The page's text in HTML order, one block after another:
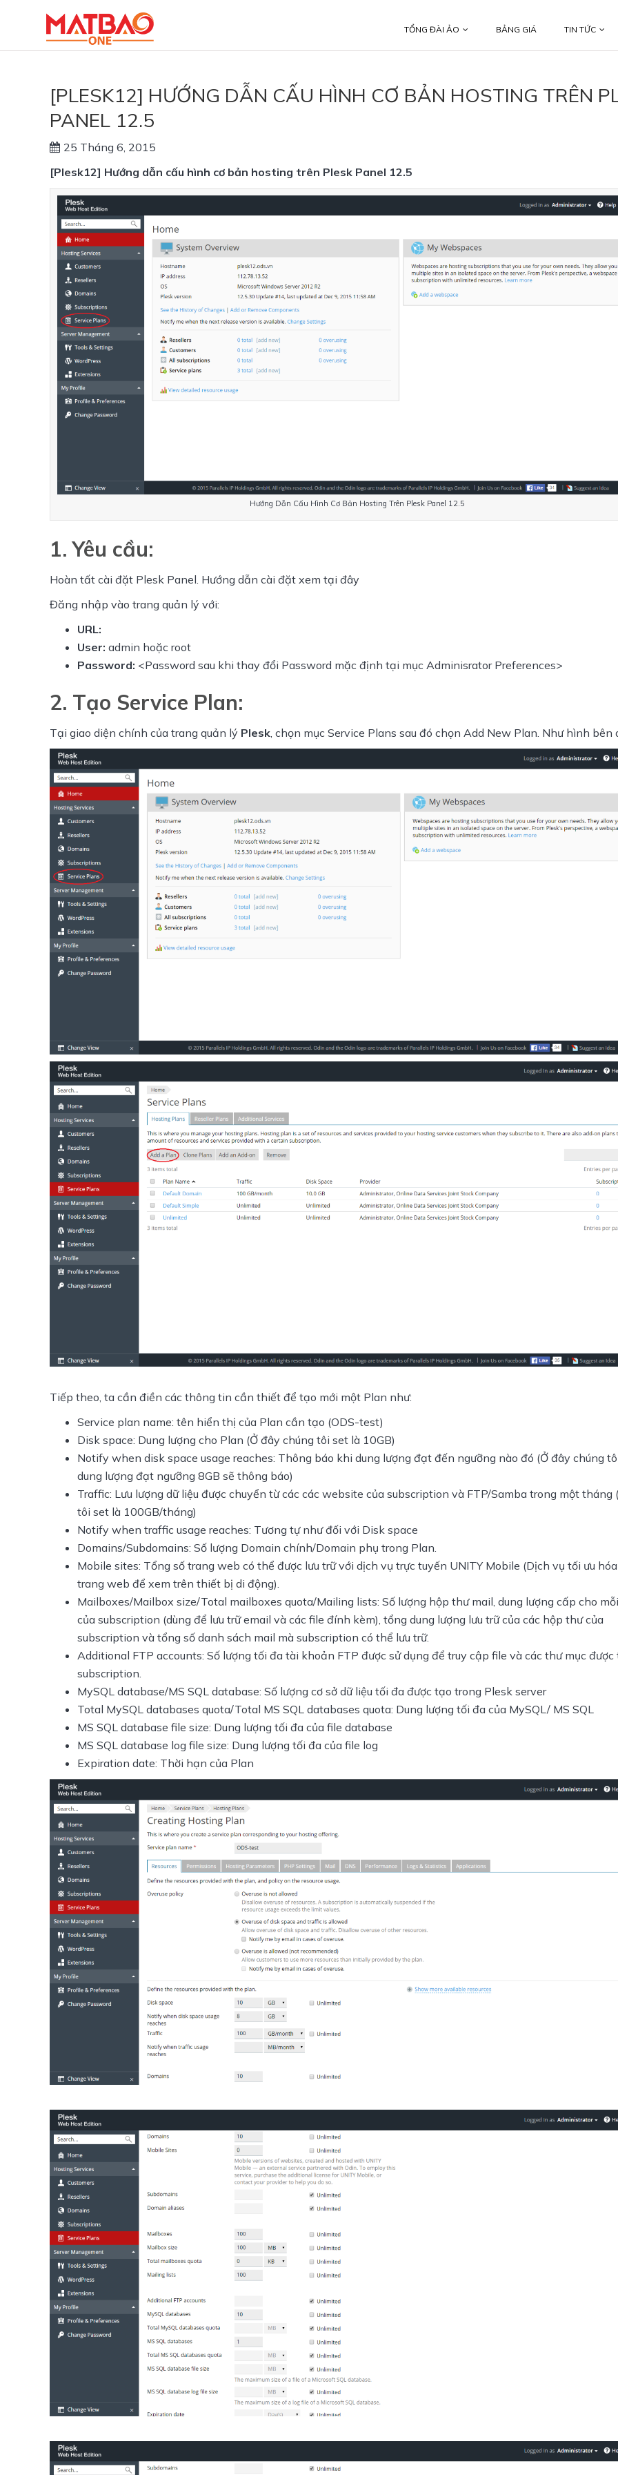
TỔNG ĐÀI ẢO BẢNG GIÁ TIN TỨC
[PLESK12] HƯỚNG DẪN CẤU HÌNH CƠ BẢN HOSTING TRÊN
PANEL 12.5
25 Tháng 6, 2015
[Plesk12] Hướng dẫn cấu hình cơ bản hosting trên Plesk Panel 12.5
Hướng Dẫn Cấu Hình Cơ Bản Hosting Trên Plesk Panel 12.5
1. Yêu cầu:
Hoàn tất cài đặt Plesk Panel. Hướng dẫn cài đặt xem tại đây
Đăng nhập vào trang quản lý với:
URL:
User: admin hoặc root
Password: <Password sau khi thay đổi Password mặc định tại mục Adminisrator Preferences>
2. Tạo Service Plan:
Tại giao diện chính của trang quản lý Plesk , chọn mục Service Plans sau đó chọn Add New Plan. Như hình bên
Tiếp theo, ta cần điền các thông tin cần thiết để tạo mới một Plan như:
Service plan name: tên hiển thị của Plan cần tạo (ODS-test)
Disk space: Dung lượng cho Plan (Ở đây chúng tôi set là 10GB)
Notify when disk space usage reaches: Thông báo khi dung lượng đạt đến ngưỡng nào đó (Ở đây chúng
dung lượng đạt ngưỡng 8GB sẽ thông báo)
Traffic: Lưu lượng dữ liệu được chuyển từ các các website của subscription và FTP/Samba trong một tháng
tôi set là 100GB/tháng)
Notify when traffic usage reaches: Tương tự như đối với Disk space
Domains/Subdomains: Số lượng Domain chính/Domain phụ trong Plan.
Mobile sites: Tổng số trang web có thể được lưu trữ với dịch vụ trực tuyến UNITY Mobile (Dịch vụ tối ưu
trang web để xem trên thiết bị di động).
Mailboxes/Mailbox size/Total mailboxes quota/Mailing lists: Số lượng hộp thư mail, dung lượng cấp cho
của subscription (dùng để lưu trữ email và các file đính kèm), tổng dung lượng lưu trữ của các hộp thư của
subscription và tổng số danh sách mail mà subscription có thể lưu trữ.
Additional FTP accounts: Số lượng tối đa tài khoản FTP được sử dụng để truy cập file và các thư mục
subscription.
MySQL database/MS SQL database: Số lượng cơ sở dữ liệu tối đa được tạo trong Plesk server
Total MySQL databases quota/Total MS SQL databases quota: Dung lượng tối đa của MySQL/ MS SQL
MS SQL database file size: Dung lượng tối đa của file database
MS SQL database log file size: Dung lượng tối đa của file log
Expiration date: Thời hạn của Plan